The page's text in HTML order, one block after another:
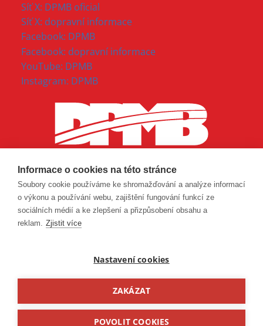
Síť X: DPMB oficial
Síť X: dopravní informace
Facebook: DPMB
Facebook: dopravní informace
YouTube: DPMB
Instagram: DPMB
© 2026 Dopravní podnik města Brna, a. s.
Informace o cookies na této stránce
Soubory cookie používáme ke shromažďování a analýze informací
o výkonu a používání webu, zajištění fungování funkcí ze
sociálních médií a ke zlepšení a přizpůsobení obsahu a
reklam. Zjistit více
Nastavení cookies
ZAKÁZAT
POVOLIT COOKIES